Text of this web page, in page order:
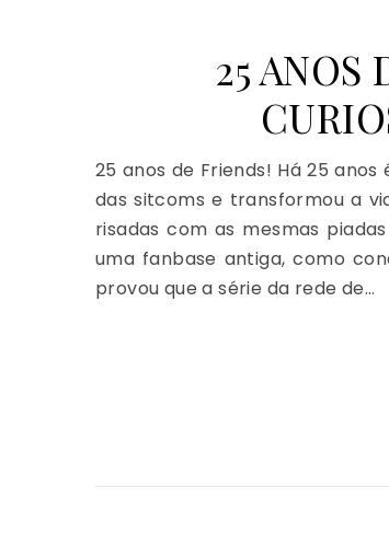
25 ANOS
25 anos de Friends! Há 25
das sitcoms e transformou a
risadas com as mesmas
uma fanbase antiga, como
provou que a série da rede de…